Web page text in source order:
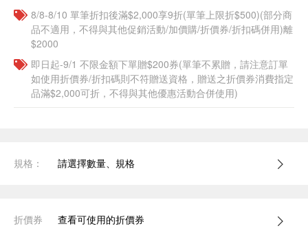
8/8-8/10 單筆折扣後滿$2,000享9折(單筆上限折$500)(部分商
品不適用，不得與其他促銷活動/加價購/折價券/折扣碼併用)離
$2000
即日起-9/1 不限金額下單贈$200券(單筆不累贈，請注意訂單
如使用折價券/折扣碼則不符贈送資格，贈送之折價券消費指定
品滿$2,000可折，不得與其他優惠活動合併使用)
規格： 請選擇數量、規格
折價券 查看可使用的折價券